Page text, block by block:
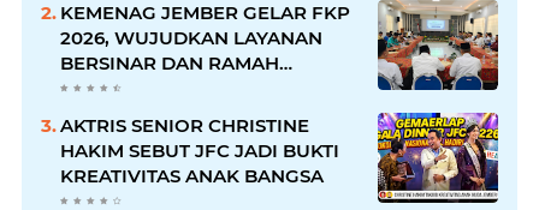
KEMENAG JEMBER GELAR FKP
2026, WUJUDKAN LAYANAN
BERSINAR DAN RAMAH
DISABILITAS
AKTRIS SENIOR CHRISTINE
HAKIM SEBUT JFC JADI BUKTI
KREATIVITAS ANAK BANGSA